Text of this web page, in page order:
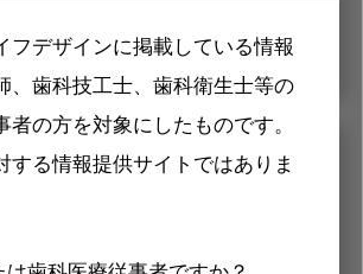
フデザインに掲載している情報
、歯科技工士、歯科衛生士等の
者の方を対象にしたものです。
する情報提供サイトではありま
メリット